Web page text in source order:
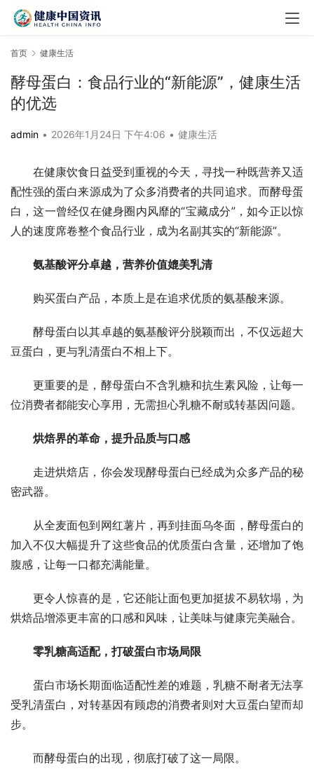
首页 健康生活
酵母蛋白：食品行业的“新能源”，健康生活
的优选
admin • 2026年1月24日 下午4:06 • 健康生活
在健康饮食日益受到重视的今天，寻找一种既营养又适
配性强的蛋白来源成为了众多消费者的共同追求。而酵母蛋
白，这一曾经仅在健身圈内风靡的“宝藏成分”，如今正以惊
人的速度席卷整个食品行业，成为名副其实的“新能源”。
氨基酸评分卓越，营养价值媲美乳清
购买蛋白产品，本质上是在追求优质的氨基酸来源。
酵母蛋白以其卓越的氨基酸评分脱颖而出，不仅远超大
豆蛋白，更与乳清蛋白不相上下。
更重要的是，酵母蛋白不含乳糖和抗生素风险，让每一
位消费者都能安心享用，无需担心乳糖不耐或转基因问题。
烘焙界的革命，提升品质与口感
走进烘焙店，你会发现酵母蛋白已经成为众多产品的秘
密武器。
从全麦面包到网红薯片，再到挂面乌冬面，酵母蛋白的
加入不仅大幅提升了这些食品的优质蛋白含量，还增加了饱
腹感，让每一口都充满能量。
更令人惊喜的是，它还能让面包更加挺拔不易软塌，为
烘焙品增添更丰富的口感和风味，让美味与健康完美融合。
零乳糖高适配，打破蛋白市场局限
蛋白市场长期面临适配性差的难题，乳糖不耐者无法享
受乳清蛋白，对转基因有顾虑的消费者则对大豆蛋白望而却
步。
而酵母蛋白的出现，彻底打破了这一局限。